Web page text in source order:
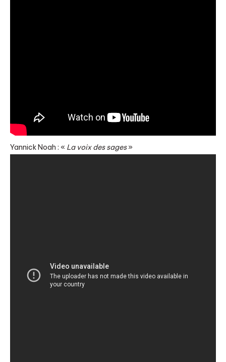
Yannick Noah : « La voix des sages»